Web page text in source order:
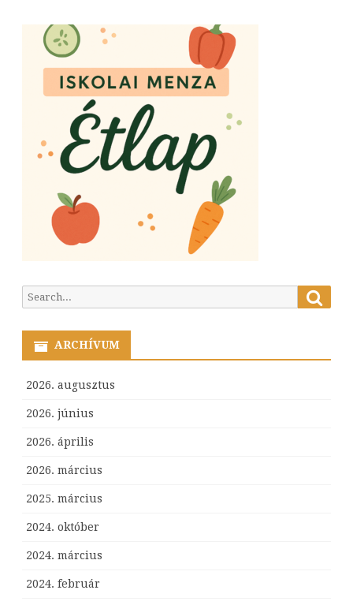
Search
ARCHÍVUM
2026. augusztus
2026. június
2026. április
2026. március
2025. március
2024. október
2024. március
2024. február